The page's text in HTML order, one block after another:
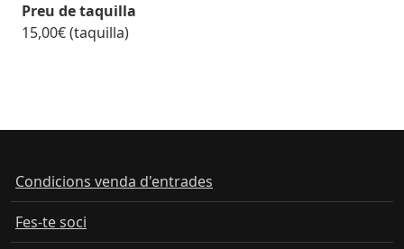
Preu de taquilla
15,00€ (taquilla)
Condicions venda d'entrades
Fes-te soci